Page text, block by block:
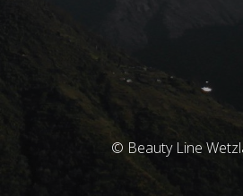
© Beauty Line